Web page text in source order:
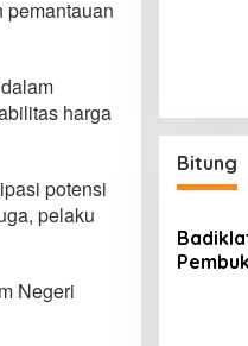
pemantauan
harga
potensi
pelaku
Negeri
Bitung